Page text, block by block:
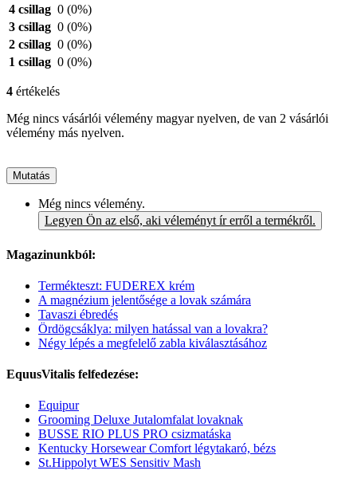
4 csillag 0 (0%)
3 csillag 0 (0%)
2 csillag 0 (0%)
1 csillag 0 (0%)
4 értékelés
Még nincs vásárlói vélemény magyar nyelven, de van 2 vásárlói
vélemény más nyelven.
Mutatás
Még nincs vélemény.
Legyen Ön az első, aki véleményt ír erről a termékről.
Magazinunkból:
Termékteszt: FUDEREX krém
A magnézium jelentősége a lovak számára
Tavaszi ébredés
Ördögcsáklya: milyen hatással van a lovakra?
Négy lépés a megfelelő zabla kiválasztásához
EquusVitalis felfedezése:
Equipur
Grooming Deluxe Jutalomfalat lovaknak
BUSSE RIO PLUS PRO csizmatáska
Kentucky Horsewear Comfort légytakaró, bézs
St.Hippolyt WES Sensitiv Mash